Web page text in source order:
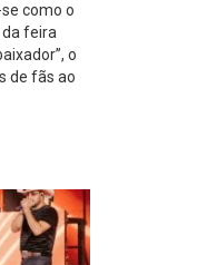
como o
feira
o
de fãs ao